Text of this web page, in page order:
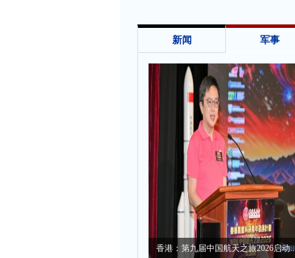
新闻 军事
香港：第九届中国航天之旅2026启动..